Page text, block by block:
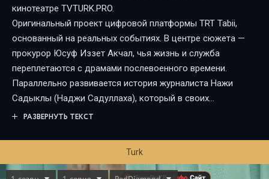
кинотеатре TVTURK.PRO.
Оригинальный проект цифровой платформы TRT Tabii,
основанный на реальных событиях. В центре сюжета —
прокурор Юсуф Иззет Акчал, чья жизнь и служба
переплетаются с драмами послевоенного времени.
Параллельно развивается история журналиста Нажи
Садыклы (Наджи Садуллаха), который в своих
материалах затрагивает судьбы обычных людей,
восстановление.
РАЗВЕРНУТЬ ТЕКСТ
Turk